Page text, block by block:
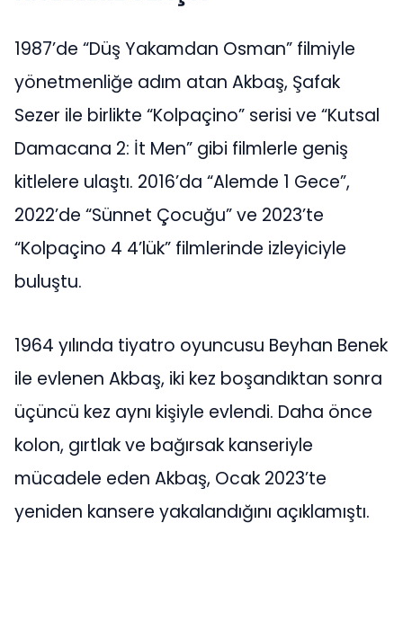
1987’de “Düş Yakamdan Osman” filmiyle
yönetmenliğe adım atan Akbaş, Şafak
Sezer ile birlikte “Kolpaçino” serisi ve “Kutsal
Damacana 2: İt Men” gibi filmlerle geniş
kitlelere ulaştı. 2016’da “Alemde 1 Gece”,
2022’de “Sünnet Çocuğu” ve 2023’te
“Kolpaçino 4 4’lük” filmlerinde izleyiciyle
buluştu.
1964 yılında tiyatro oyuncusu Beyhan Benek
ile evlenen Akbaş, iki kez boşandıktan sonra
üçüncü kez aynı kişiyle evlendi. Daha önce
kolon, gırtlak ve bağırsak kanseriyle
mücadele eden Akbaş, Ocak 2023’te
yeniden kansere yakalandığını açıklamıştı.